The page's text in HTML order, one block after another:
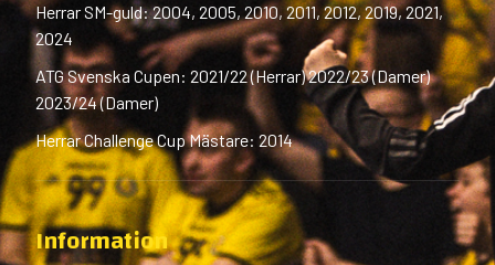
Herrar SM-guld: 2004, 2005, 2010, 2011, 2012, 2019, 2021,
2024
ATG Svenska Cupen: 2021/22 (Herrar) 2022/23 (Damer)
2023/24 (Damer)
Herrar Challenge Cup Mästare: 2014
Information